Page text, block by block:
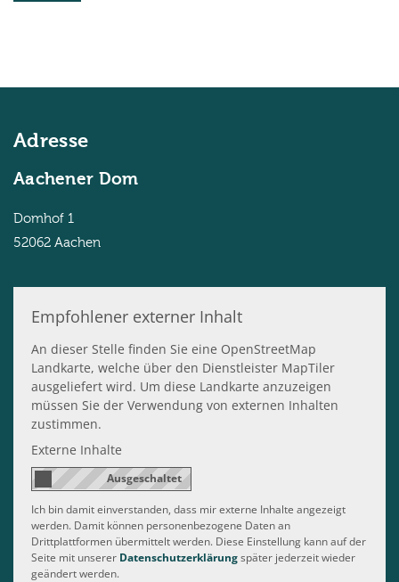
Adresse
Aachener Dom
Domhof 1
52062 Aachen
Empfohlener externer Inhalt
An dieser Stelle finden Sie eine OpenStreetMap
Landkarte, welche über den Dienstleister MapTiler
ausgeliefert wird. Um diese Landkarte anzuzeigen
müssen Sie der Verwendung von externen Inhalten
zustimmen.
Externe Inhalte
Ich bin damit einverstanden, dass mir externe Inhalte angezeigt
werden. Damit können personenbezogene Daten an
Drittplattformen übermittelt werden. Diese Einstellung kann auf der
Seite mit unserer Datenschutzerklärungspäter jederzeit wieder
geändert werden.